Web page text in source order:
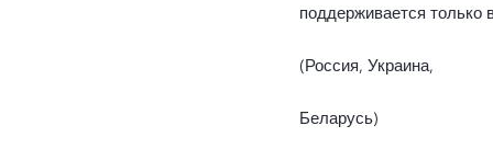
поддерживается только
(Россия, Украина,
Беларусь)